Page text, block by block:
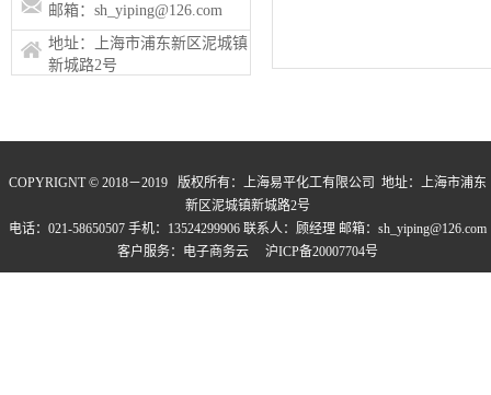
邮箱：sh_yiping@126.com
地址：上海市浦东新区泥城镇
新城路2号
COPYRIGNT © 2018－2019 版权所有： 上海易平化工有限公司 地址：上海市浦东
新区泥城镇新城路2号
电话：021-58650507 手机：13524299906 联系人：顾经理 邮箱：sh_yiping@126.com
客户服务： 电子商务云 沪ICP备20007704号